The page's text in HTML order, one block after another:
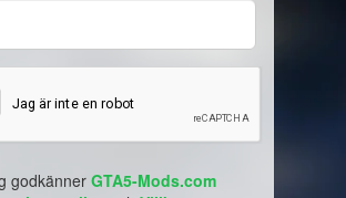
godkänner GTA5-Mods.com